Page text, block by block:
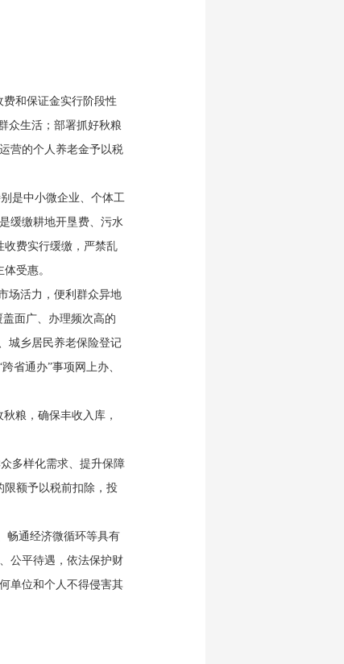
和保证金实行阶段性
众生活；部署抓好秋粮
营的个人养老金予以税
是中小微企业、个体工
缓缴耕地开垦费、污水
收费实行缓缴，严禁乱
受惠。
场活力，便利群众异地
面广、办理频次高的
城乡居民养老保险登记
省通办”事项网上办、
粮，确保丰收入库，
多样化需求、提升保障
限额予以税前扣除，投
畅通经济微循环等具有
公平待遇，依法保护财
单位和个人不得侵害其